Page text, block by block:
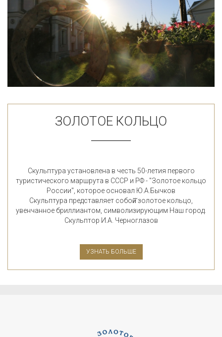
ЗОЛОТОЕ КОЛЬЦО
Скульптура установлена в честь 50-летия первого
туристического маршрута в СССР и РФ - "Золотое кольцо
России", которое основал Ю.А.Бычков
Скульптура представляет собой̆ золотое кольцо,
увенчанное бриллиантом, символизирующим Наш город.
Скульптор И.А. Черноглазов
УЗНАТЬ БОЛЬШЕ